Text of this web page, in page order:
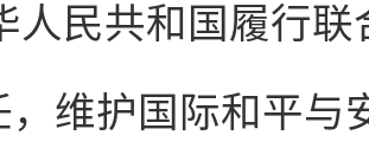
人民共和国履行
，维护国际和平与